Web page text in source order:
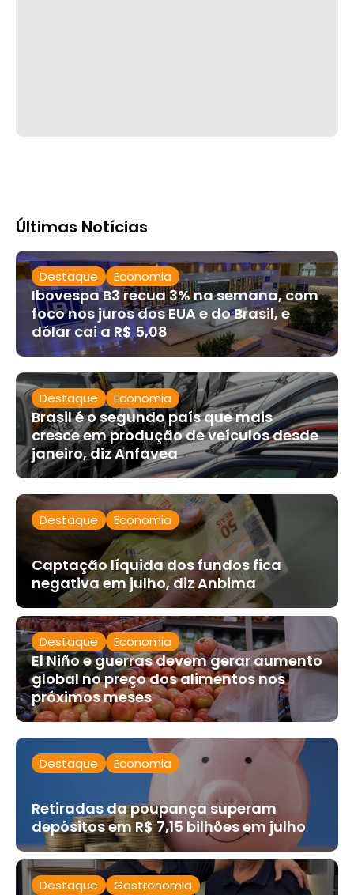
Últimas Notícias
Destaque Economia
Ibovespa B3 recua 3% na semana, com
foco nos juros dos EUA e do Brasil, e
dólar cai a R$ 5,08
Destaque Economia
Brasil é o segundo país que mais
cresce em produção de veículos desde
janeiro, diz Anfavea
Destaque Economia
Captação líquida dos fundos fica
negativa em julho, diz Anbima
Destaque Economia
El Niño e guerras devem gerar aumento
global no preço dos alimentos nos
próximos meses
Destaque Economia
Retiradas da poupança superam
depósitos em R$ 7,15 bilhões em julho
Destaque Gastronomia